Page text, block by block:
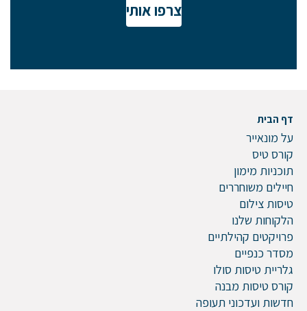
צרפו אותי
דף הבית
על מונאייר
קורס טיס
תוכניות מימון
חיילים משוחררים
טיסות צילום
הלקוחות שלנו
פרויקטים קהילתיים
מסדר כנפיים
גלריית טיסות סולו
קורס טיסות מבנה
חדשות ועדכוני תעופה